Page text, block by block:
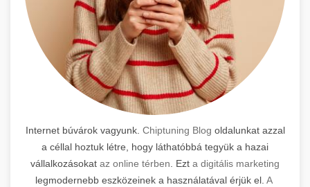
Internet búvárok vagyunk. Chiptuning Blog oldalunkat azzal
a céllal hoztuk létre, hogy láthatóbbá tegyük a hazai
vállalkozásokat az online térben . Ezt a digitális marketing
legmodernebb eszközeinek a használatával érjük el. A